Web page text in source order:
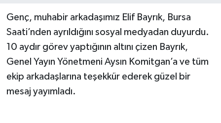
Genç, muhabir arkadaşımız Elif Bayrık, Bursa
Saati’nden ayrıldığını sosyal medyadan duyurdu.
10 aydır görev yaptığının altını çizen Bayrık,
Genel Yayın Yönetmeni Aysın Komitgan’a ve tüm
ekip arkadaşlarına teşekkür ederek güzel bir
mesaj yayımladı.